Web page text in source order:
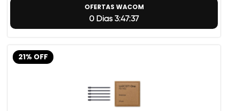
OFERTAS WACOM
0 Dias 3:47:36
21% OFF